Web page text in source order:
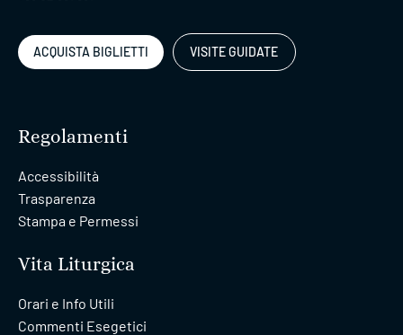
ACQUISTA BIGLIETTI VISITE GUIDATE
Regolamenti
Accessibilità
Trasparenza
Stampa e Permessi
Vita Liturgica
Orari e Info Utili
Commenti Esegetici